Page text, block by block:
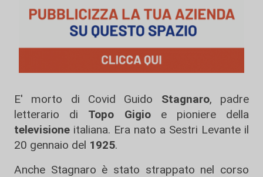
E' morto di Covid Guido Stagnaro, padre
letterario di Topo Gigioe pioniere della
televisione italiana. Era nato a Sestri Levante il
20 gennaio del 1925.
Anche Stagnaro è stato strappato nel corso